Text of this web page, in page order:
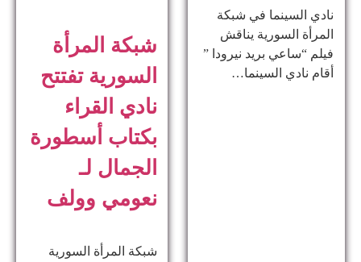
نادي السينما في شبكة
المرأة السورية يناقش
فيلم “ساعي بريد نيرودا ”
أقام نادي السينما…
شبكة المرأة
السورية تفتتح
نادي القراء
بكتاب أسطورة
الجمال لـ
نعومي وولف
شبكة المرأة السورية